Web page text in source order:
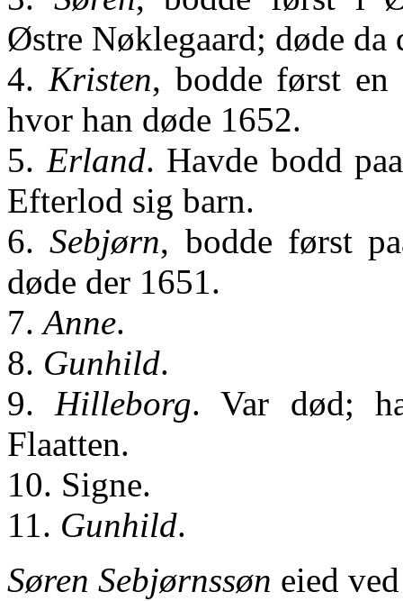
Østre Nøklegaard; døde da
4. Kristen, bodde først en
hvor han døde 1652.
5. Erland. Havde bodd
Efterlod sig barn.
6.Sebjørn, bodde først
døde der 1651.
7.Anne.
8. Gunhild.
9.Hilleborg. Var død;
Flaatten.
10. Signe.
11. Gunhild.
Søren Sebjørnssøn eied